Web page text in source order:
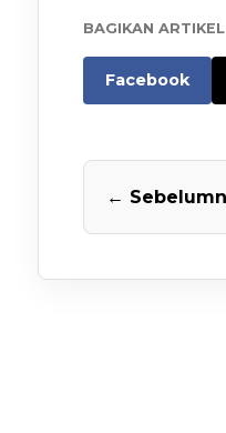
BAGIKAN
Facebook
←